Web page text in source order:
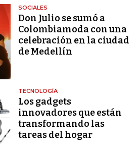
SOCIALES
Don Julio se sumó a
Colombiamoda con una
celebración en la ciudad
de Medellín
TECNOLOGÍA
Los gadgets
innovadores que están
transformando las
tareas del hogar